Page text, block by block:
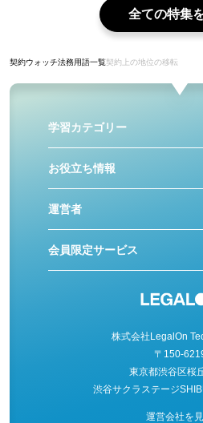
全ての特集
契約ウォッチ法務用語一覧契約上の地位の移転
学習カテゴリー
お役立ち情報
運営者
会員限定サービス
株式会社LegalOn
〒150-
東京都渋谷区桜
渋谷サクラステージ
運営会社を